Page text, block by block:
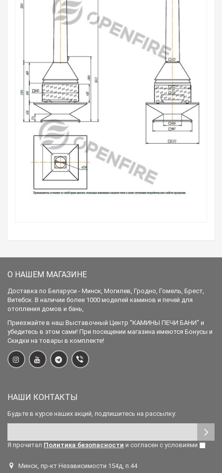
О НАШЕМ МАГАЗИНЕ
Доставка по Беларуси - Минск, Могилев, Гродно, Гомель, Брест,
Витебск. В наличии более 1000 моделей каминов и печей для
отопления домов и бань,
Приезжайте в наш Выставочный Центр "КАМИНЫ ПЕЧИ БАНИ" и
убедитесь в этом сами! При посещении магазина имеются Бонусы и
Скидки на товары в комплекте!
НАШИ КОНТАКТЫ
Будьте в курсе наших акций, подпишитесь на рассылку:
Я прочитал Политика безопасности и согласен с условиями
Минск, пр-кт Независимости 154д, п.44